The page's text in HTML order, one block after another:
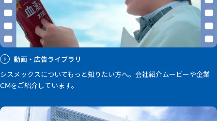
動画・広告ライブラリ
シスメックスについてもっと知りたい方へ。会社紹介ムービーや企業
CMをご紹介しています。